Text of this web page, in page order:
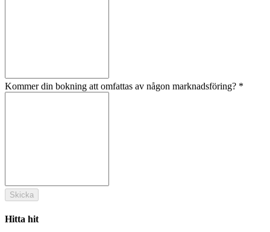
Kommer din bokning att omfattas av någon marknadsföring? *
Skicka
Hitta hit